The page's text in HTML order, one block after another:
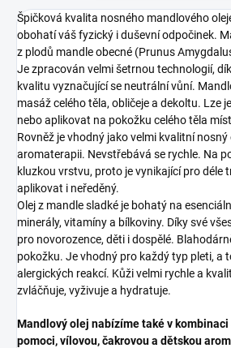
Špičková kvalita nosného mandlového
obohatí váš fyzický i duševní odpočinek.
z plodů mandle obecné (Prunus
Je zpracován velmi šetrnou technologií,
kvalitu vyznačující se neutrální vůní.
masáž celého těla, obličeje a dekoltu. Lze
nebo aplikovat na pokožku celého těla
Rovněž je vhodný jako velmi kvalitní nosný
aromaterapii. Nevstřebává se rychle. Na
kluzkou vrstvu, proto je vynikající pro déle
aplikovat i neředěný.
Olej z mandle sladké je bohatý na
minerály, vitamíny a bílkoviny. Díky své
pro novorozence, děti i dospělé.
pokožku. Je vhodný pro každý typ pleti, a
alergických reakcí. Kůži velmi rychle a
zvláčňuje, vyživuje a hydratuje.
Mandlový olej nabízíme také v
pomoci, vílovou, čakrovou a dětskou